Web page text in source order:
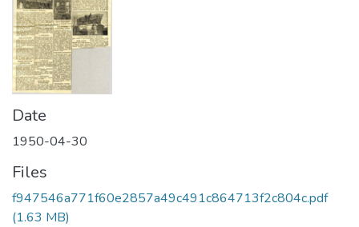
Date
1950-04-30
Files
f947546a771f60e2857a49c491c864713f2c804c.pdf
(1.63 MB)